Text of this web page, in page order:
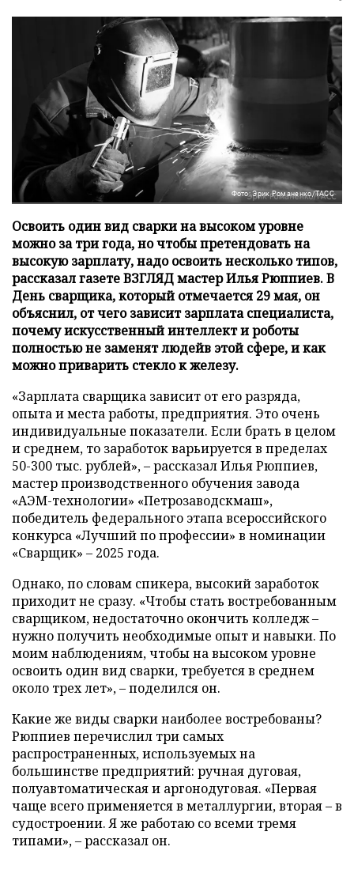
Фото: Эрик Романенко/ТАСС
Освоить один вид сварки на высоком уровне
можно за три года, но чтобы претендовать на
высокую зарплату, надо освоить несколько типов,
рассказал газете ВЗГЛЯД мастер Илья Рюппиев. В
День сварщика, который отмечается 29 мая, он
объяснил, от чего зависит зарплата специалиста,
почему искусственный интеллект и роботы
полностью не заменят людейв этой сфере, и как
можно приварить стекло к железу.
«Зарплата сварщика зависит от его разряда,
опыта и места работы, предприятия. Это очень
индивидуальные показатели. Если брать в целом
и среднем, то заработок варьируется в пределах
50-300 тыс. рублей», – рассказал Илья Рюппиев,
мастер производственного обучения завода
«АЭМ-технологии» «Петрозаводскмаш»,
победитель федерального этапа всероссийского
конкурса «Лучший по профессии» в номинации
«Сварщик» – 2025 года.
Однако, по словам спикера, высокий заработок
приходит не сразу. «Чтобы стать востребованным
сварщиком, недостаточно окончить колледж –
нужно получить необходимые опыт и навыки. По
моим наблюдениям, чтобы на высоком уровне
освоить один вид сварки, требуется в среднем
около трех лет», – поделился он.
Какие же виды сварки наиболее востребованы?
Рюппиев перечислил три самых
распространенных, используемых на
большинстве предприятий: ручная дуговая,
полуавтоматическая и аргонодуговая. «Первая
чаще всего применяется в металлургии, вторая – в
судостроении. Я же работаю со всеми тремя
типами», – рассказал он.